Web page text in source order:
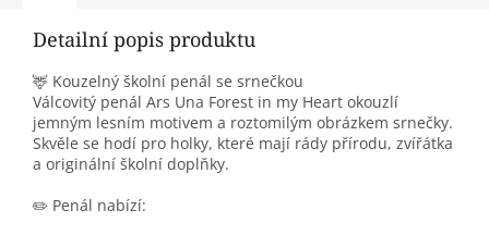
Detailní popis produktu
🦌 Kouzelný školní penál se srnečkou
Válcovitý penál Ars Una Forest in my Heart okouzlí
jemným lesním motivem a roztomilým obrázkem srnečky.
Skvěle se hodí pro holky, které mají rády přírodu, zvířátka
a originální školní doplňky.
✏️ Penál nabízí: